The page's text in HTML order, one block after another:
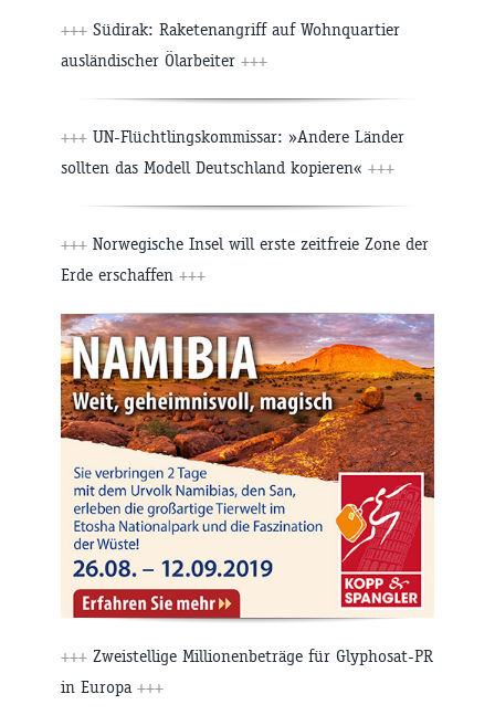
+++ Südirak: Raketenangriff auf Wohnquartier
ausländischer Ölarbeiter +++
+++ UN-Flüchtlingskommissar: »Andere Länder
sollten das Modell Deutschland kopieren« +++
+++ Norwegische Insel will erste zeitfreie Zone der
Erde erschaffen +++
+++ Zweistellige Millionenbeträge für Glyphosat-PR
in Europa +++